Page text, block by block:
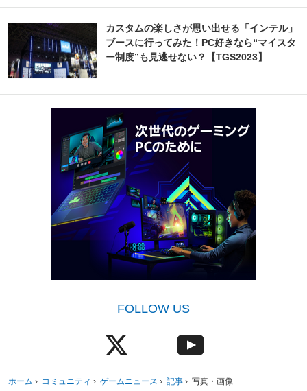
カスタムの楽しさが思い出せる「インテル」
ブースに行ってみた！PC好きなら“マイスタ
ー制度”も見逃せない？【TGS2023】
FOLLOW US
ホーム › コミュニティ › ゲームニュース › 記事 › 写真・画像